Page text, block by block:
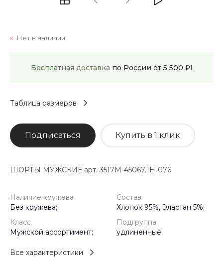
Нет в наличии
Бесплатная доставка по России от 5 500 ₽!
Таблица размеров
Подписаться Купить в 1 клик
ШОРТЫ МУЖСКИЕ арт. 3517M-45067.1H-076
Наличие кружева
Без кружева;
Состав
Хлопок 95%, Эластан 5%;
Класс
Мужской ассортимент;
Подгруппа
удлиненные;
Все характеристики